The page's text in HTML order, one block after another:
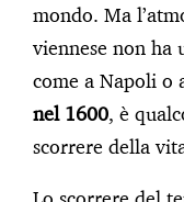
mondo. Ma
viennese non ha
come a Napoli o
nel 1600, è
scorrere della